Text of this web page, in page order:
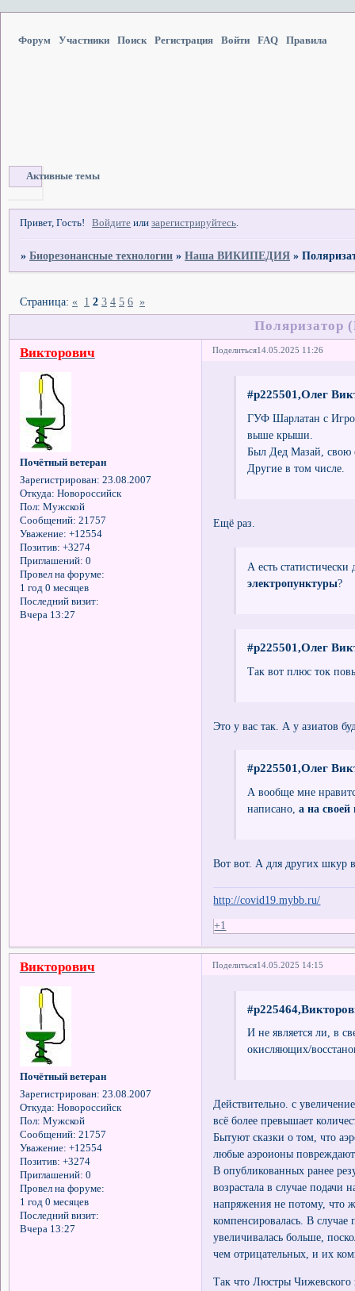
Форум Участники Поиск Регистрация Войти FAQ Правила
Активные темы
Привет, Гость! Войдите илизарегистрируйтесь.
»Биорезонансные технологии »Наша ВИКИПЕДИЯ »
Поляризатор
Страница: « 1 2 3 4 5 6 »
Поделиться14.05.2025 11:26
Викторович
Почётный ветеран
Зарегистрирован: 23.08.2007
Откуда: Новороссийск
Пол: Мужской
Сообщений: 21757
Уважение: +12554
Позитив: +3274
Приглашений: 0
Провел на форуме:
1 год 0 месяцев
Последний визит:
Вчера 13:27
#p225501,Олег
ГУФ Шарлатан с
выше крыши.
Был Дед Мазай, свою
Другие в том числе.
Ещё раз.
А есть статистически
электропунктуры?
#p225501,Олег
Так вот плюс ток
Это у вас так. А у азиатов
#p225501,Олег
А вообще мне
написано, а на
Вот вот. А для других шкур
http://covid19.mybb.ru/
+1
Поделиться14.05.2025 14:15
Викторович
Почётный ветеран
Зарегистрирован: 23.08.2007
Откуда: Новороссийск
Пол: Мужской
Сообщений: 21757
Уважение: +12554
Позитив: +3274
Приглашений: 0
Провел на форуме:
1 год 0 месяцев
Последний визит:
Вчера 13:27
И не является ли, в
окисляющих/
Действительно. с
всё более превышает
Бытуют сказки о том, что
любые аэроионы
В опубликованных ранее
возрастала в случае
напряжения не потому, что
компенсировалась. В
увеличивалась больше,
чем отрицательных, и их
Так что Люстры